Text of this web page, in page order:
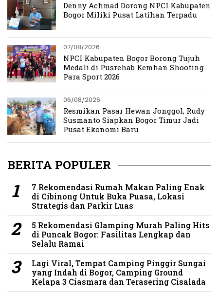
Denny Achmad Dorong NPCI Kabupaten
Bogor Miliki Pusat Latihan Terpadu
07/08/2026
NPCI Kabupaten Bogor Borong Tujuh
Medali di Pusrehab Kemhan Shooting
Para Sport 2026
06/08/2026
Resmikan Pasar Hewan Jonggol, Rudy
Susmanto Siapkan Bogor Timur Jadi
Pusat Ekonomi Baru
BERITA POPULER
7 Rekomendasi Rumah Makan Paling Enak
di Cibinong Untuk Buka Puasa, Lokasi
Strategis dan Parkir Luas
5 Rekomendasi Glamping Murah Paling Hits
di Puncak Bogor: Fasilitas Lengkap dan
Selalu Ramai
Lagi Viral, Tempat Camping Pinggir Sungai
yang Indah di Bogor, Camping Ground
Kelapa 3 Ciasmara dan Terasering Cisalada